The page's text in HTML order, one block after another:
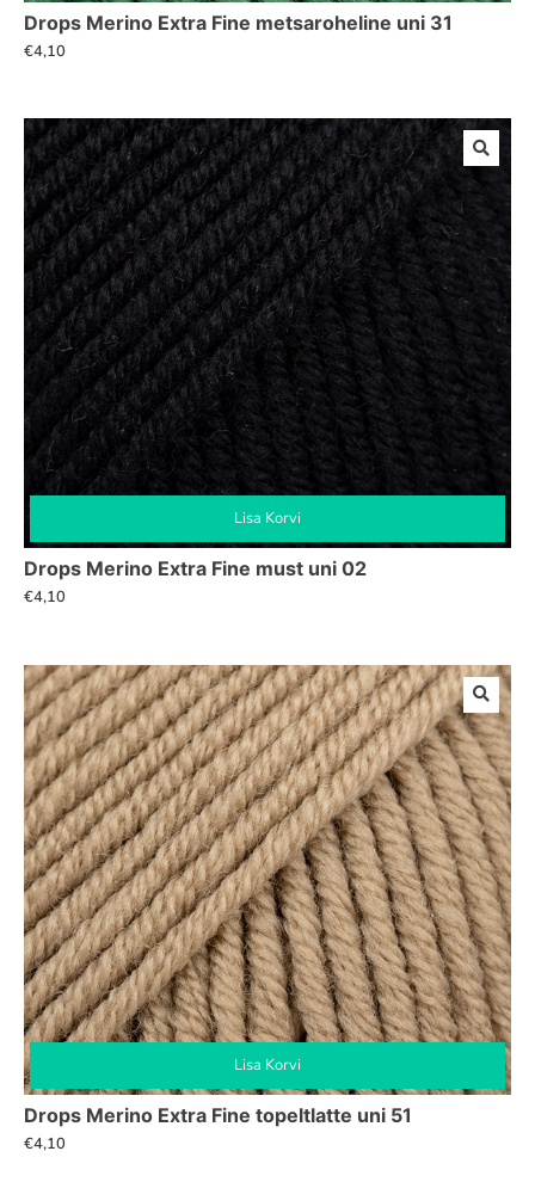
Drops Merino Extra Fine metsaroheline uni 31
€4,10
Lisa Korvi
Drops Merino Extra Fine must uni 02
€4,10
Lisa Korvi
Drops Merino Extra Fine topeltlatte uni 51
€4,10